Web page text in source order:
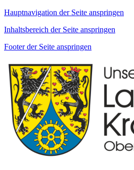
Hauptnavigation der Seite anspringen
Inhaltsbereich der Seite anspringen
Footer der Seite anspringen